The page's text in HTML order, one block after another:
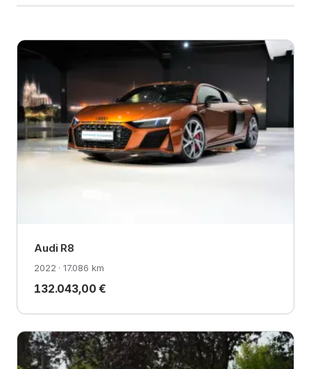
Audi R8
2022 · 17.086 km
132.043,00 €